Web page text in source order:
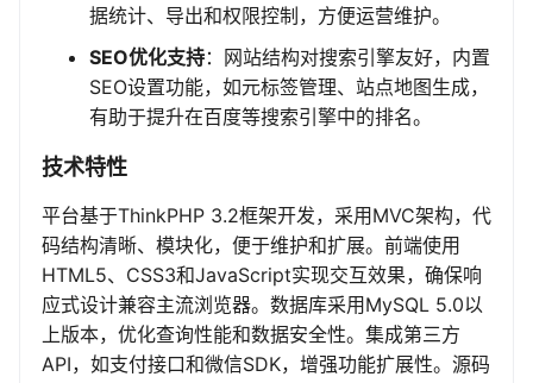
据统计、导出和权限控制，方便运营维护。
SEO优化支持：网站结构对搜索引擎友好，内置
SEO设置功能，如元标签管理、站点地图生成，
有助于提升在百度等搜索引擎中的排名。
技术特性
平台基于ThinkPHP 3.2框架开发，采用MVC架构，代
码结构清晰、模块化，便于维护和扩展。前端使用
HTML5、CSS3和JavaScript实现交互效果，确保响
应式设计兼容主流浏览器。数据库采用MySQL 5.0以
上版本，优化查询性能和数据安全性。集成第三方
API，如支付接口和微信SDK，增强功能扩展性。源码